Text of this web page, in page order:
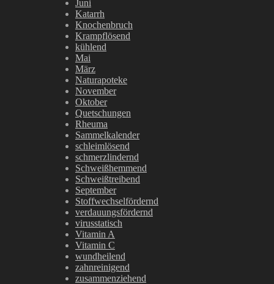
Juni
Katarrh
Knochenbruch
Krampflösend
kühlend
Mai
März
Naturapoteke
November
Oktober
Quetschungen
Rheuma
Sammelkalender
schleimlösend
schmerzlindernd
Schweißhemmend
Schweißtreibend
September
Stoffwechselfördernd
verdauungsfördernd
virusstatisch
Vitamin A
Vitamin C
wundheilend
zahnreinigend
zusammenziehend